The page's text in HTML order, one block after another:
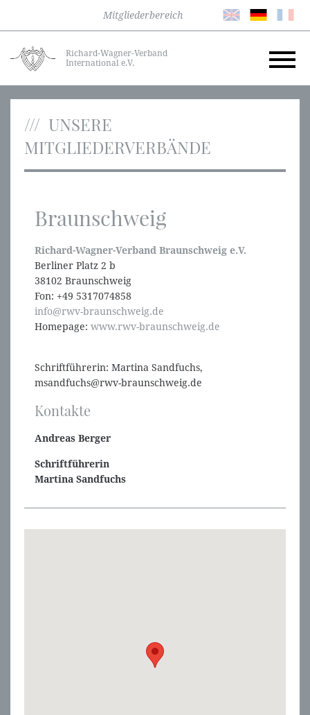
Mitgliederbereich
Richard-Wagner-Verband
International e.V.
UNSERE
MITGLIEDERVERBÄNDE
Braunschweig
Richard-Wagner-Verband Braunschweig e.V.
Berliner Platz 2 b
38102 Braunschweig
Fon: +49 5317074858
info@rwv-braunschweig.de
Homepage: www.rwv-braunschweig.de
Schriftführerin: Martina Sandfuchs,
msandfuchs@rwv-braunschweig.de
Kontakte
Andreas Berger
Schriftführerin
Martina Sandfuchs